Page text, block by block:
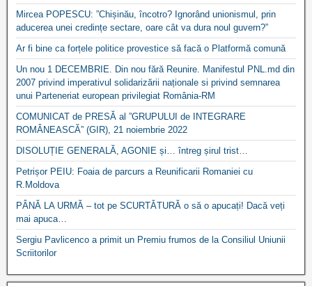
Mircea POPESCU: ”Chișinău, încotro? Ignorând unionismul, prin
aducerea unei credințe sectare, oare cât va dura noul guvern?”
Ar fi bine ca forțele politice provestice să facă o Platformă comună
Un nou 1 DECEMBRIE. Din nou fără Reunire. Manifestul PNL.md din
2007 privind imperativul solidarizării naționale si privind semnarea
unui Parteneriat european privilegiat România-RM
COMUNICAT de PRESĂ al ”GRUPULUI de INTEGRARE
ROMÂNEASCĂ” (GIR), 21 noiembrie 2022
DISOLUȚIE GENERALĂ, AGONIE și… întreg șirul trist…
Petrișor PEIU: Foaia de parcurs a Reunificarii Romaniei cu
R.Moldova
PÂNĂ LA URMĂ – tot pe SCURTĂTURĂ o să o apucați! Dacă veți
mai apuca…
Sergiu Pavlicenco a primit un Premiu frumos de la Consiliul Uniunii
Scriitorilor